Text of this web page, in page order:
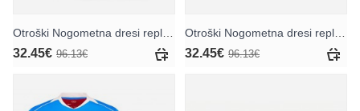
Otroški Nogometna dresi replika Atletico Madrid Domači 2025-26 Kratek rokav (+ hlače)
32.45€ 96.13€
Otroški Nogometna dresi replika Atletico Madrid Gostujoči 2025-26 Kratek rokav (+ hlače)
32.45€ 96.13€